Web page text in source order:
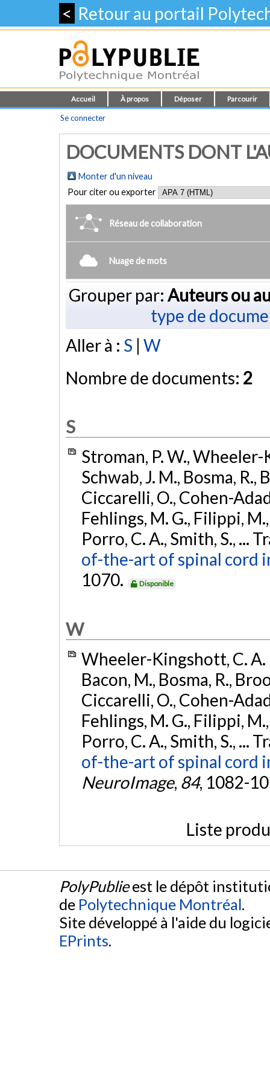
< Retour au portail
Accueil À propos Déposer Parcourir
Se connecter
DOCUMENTS DONT
Monter d'un niveau
Pour citer ou exporter
Réseau de collaboration
Nuage de mots
Grouper par: Auteurs ou
type de
Aller à : S | W
Nombre de documents: 2
S
Stroman, P. W., Wheeler-
Schwab, J. M., Bosma, R.,
Ciccarelli, O., Cohen-
Fehlings, M. G., Filippi,
Porro, C. A., Smith, S., ...
of-the-art of spinal cord
1070.
Disponible
W
Wheeler-Kingshott, C. A.
Bacon, M., Bosma, R.,
Ciccarelli, O., Cohen-
Fehlings, M. G., Filippi,
Porro, C. A., Smith, S., ...
of-the-art of spinal cord
NeuroImage, 84, 1082-
Liste
PolyPublieest le dépôt
de Polytechnique Montréal.
Site développé à l'aide du
EPrints.